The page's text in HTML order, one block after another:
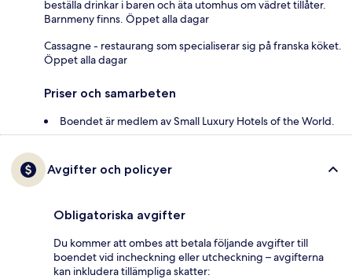
beställa drinkar i baren och äta utomhus om vädret tillåter.
Barnmeny finns. Öppet alla dagar
Cassagne - restaurang som specialiserar sig på franska köket.
Öppet alla dagar
Priser och samarbeten
Boendet är medlem av Small Luxury Hotels of the World.
Avgifter och policyer
Obligatoriska avgifter
Du kommer att ombes att betala följande avgifter till
boendet vid incheckning eller utcheckning – avgifterna
kan inkludera tillämpliga skatter: